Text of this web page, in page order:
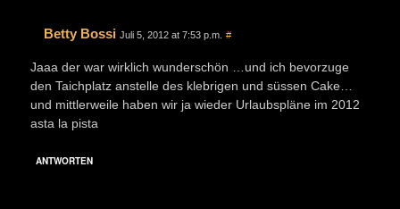
Betty Bossi Juli 5, 2012 at 7:53 p.m. #
Jaaa der war wirklich wunderschön …und ich bevorzuge
den Taichplatz anstelle des klebrigen und süssen Cake…
und mittlerweile haben wir ja wieder Urlaubspläne im 2012
asta la pista
ANTWORTEN